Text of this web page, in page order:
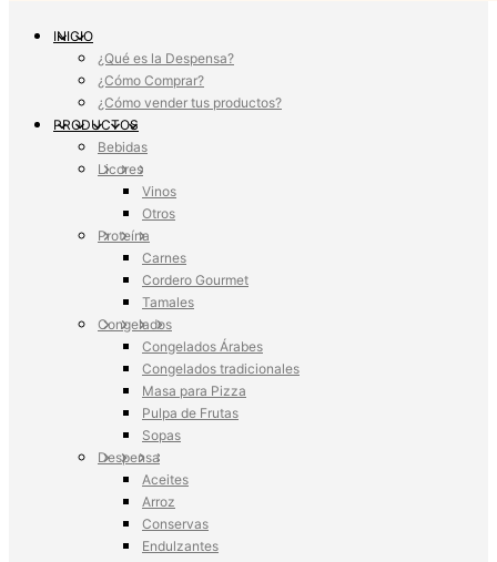
INICIO
¿Qué es la Despensa?
¿Cómo Comprar?
¿Cómo vender tus productos?
PRODUCTOS
Bebidas
Licores
Vinos
Otros
Proteína
Carnes
Cordero Gourmet
Tamales
Congelados
Congelados Árabes
Congelados tradicionales
Masa para Pizza
Pulpa de Frutas
Sopas
Despensa
Aceites
Arroz
Conservas
Endulzantes